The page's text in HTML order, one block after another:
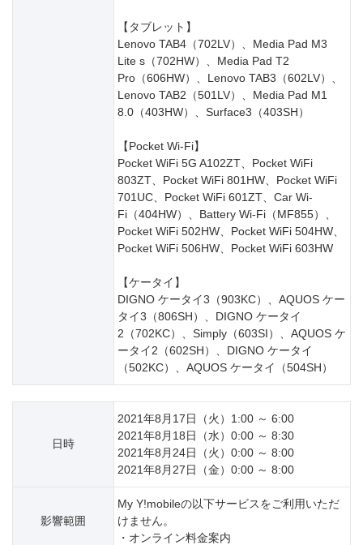
【タブレット】
Lenovo TAB4（702LV）、Media Pad M3
Lite s（702HW）、Media Pad T2
Pro（606HW）、Lenovo TAB3（602LV）、
Lenovo TAB2（501LV）、Media Pad M1
8.0（403HW）、Surface3（403SH）
【Pocket Wi-Fi】
Pocket WiFi 5G A102ZT、Pocket WiFi
803ZT、Pocket WiFi 801HW、Pocket WiFi
701UC、Pocket WiFi 601ZT、Car Wi-
Fi（404HW）、Battery Wi-Fi（MF855）、
Pocket WiFi 502HW、Pocket WiFi 504HW、
Pocket WiFi 506HW、Pocket WiFi 603HW
【ケータイ】
DIGNO ケータイ3（903KC）、AQUOS ケー
タイ3（806SH）、DIGNO ケータイ
2（702KC）、Simply（603SI）、AQUOS ケ
ータイ2（602SH）、DIGNO ケータイ
（502KC）、AQUOS ケータイ（504SH）
日時
2021年8月17日（火）1:00 ～ 6:00
2021年8月18日（水）0:00 ～ 8:30
2021年8月24日（火）0:00 ～ 8:00
2021年8月27日（金）0:00 ～ 8:00
影響範囲
My Y!mobileの以下サービスをご利用いただ
けません。
・オンライン料金案内